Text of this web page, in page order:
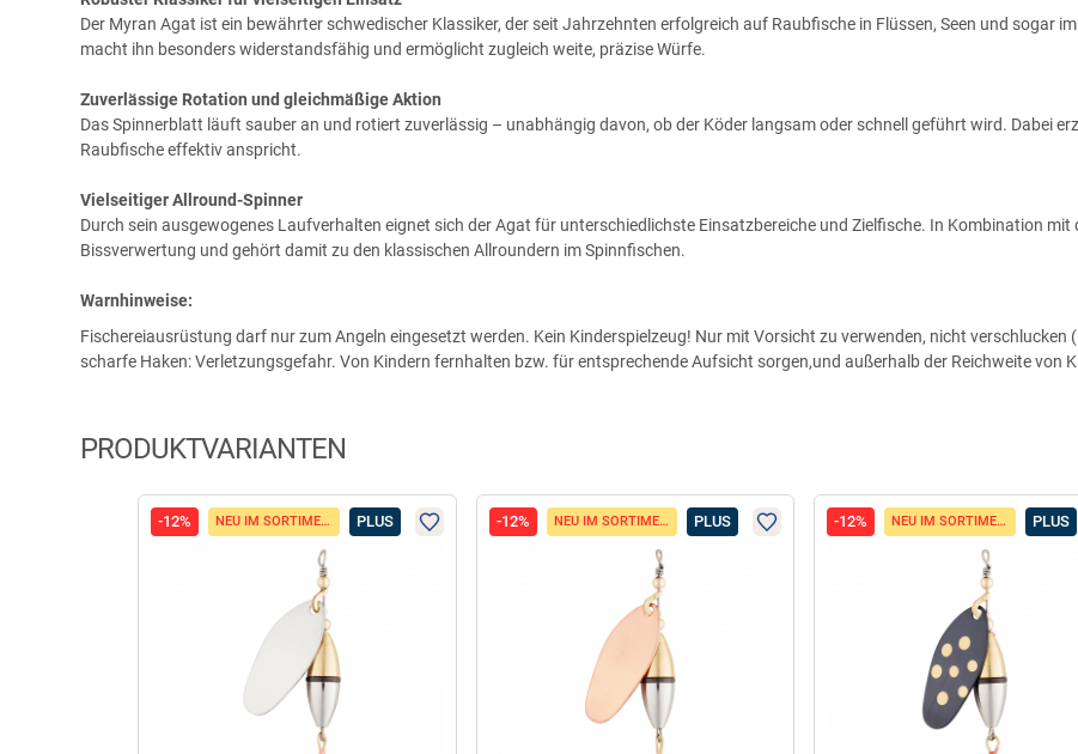
Der Myran Agat ist ein bewährter schwedischer Klassiker, der seit Jahrzehnten erfolgreich auf Raubfische in Flüssen, Seen und sogar
macht ihn besonders widerstandsfähig und ermöglicht zugleich weite, präzise Würfe.
Zuverlässige Rotation und gleichmäßige Aktion
Das Spinnerblatt läuft sauber an und rotiert zuverlässig – unabhängig davon, ob der Köder langsam oder schnell geführt wird. Dabei
Raubfische effektiv anspricht.
Vielseitiger Allround-Spinner
Durch sein ausgewogenes Laufverhalten eignet sich der Agat für unterschiedlichste Einsatzbereiche und Zielfische. In Kombination mit
Bissverwertung und gehört damit zu den klassischen Allroundern im Spinnfischen.
Warnhinweise:
Fischereiausrüstung darf nur zum Angeln eingesetzt werden. Kein Kinderspielzeug! Nur mit Vorsicht zu verwenden, nicht
scharfe Haken: Verletzungsgefahr. Von Kindern fernhalten bzw. für entsprechende Aufsicht sorgen,und außerhalb der Reichweite von
PRODUKTVARIANTEN
-12% NEU IM SORTIMENT PLUS -12% NEU IM SORTIMENT PLUS -12% NEU IM SORTIMENT PLUS